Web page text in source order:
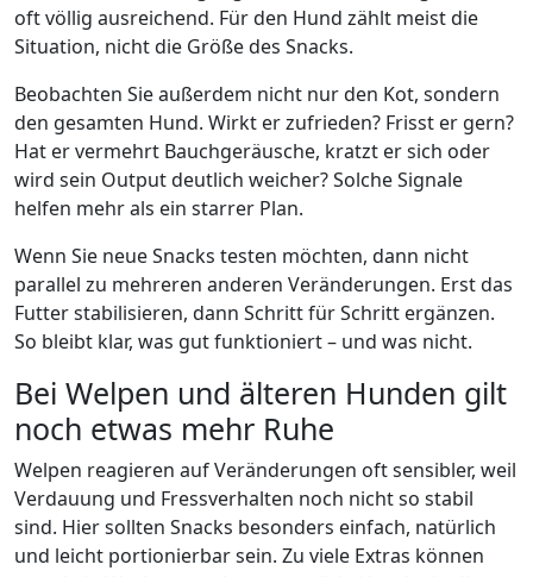
oft völlig ausreichend. Für den Hund zählt meist die
Situation, nicht die Größe des Snacks.
Beobachten Sie außerdem nicht nur den Kot, sondern
den gesamten Hund. Wirkt er zufrieden? Frisst er gern?
Hat er vermehrt Bauchgeräusche, kratzt er sich oder
wird sein Output deutlich weicher? Solche Signale
helfen mehr als ein starrer Plan.
Wenn Sie neue Snacks testen möchten, dann nicht
parallel zu mehreren anderen Veränderungen. Erst das
Futter stabilisieren, dann Schritt für Schritt ergänzen.
So bleibt klar, was gut funktioniert – und was nicht.
Bei Welpen und älteren Hunden gilt
noch etwas mehr Ruhe
Welpen reagieren auf Veränderungen oft sensibler, weil
Verdauung und Fressverhalten noch nicht so stabil
sind. Hier sollten Snacks besonders einfach, natürlich
und leicht portionierbar sein. Zu viele Extras können